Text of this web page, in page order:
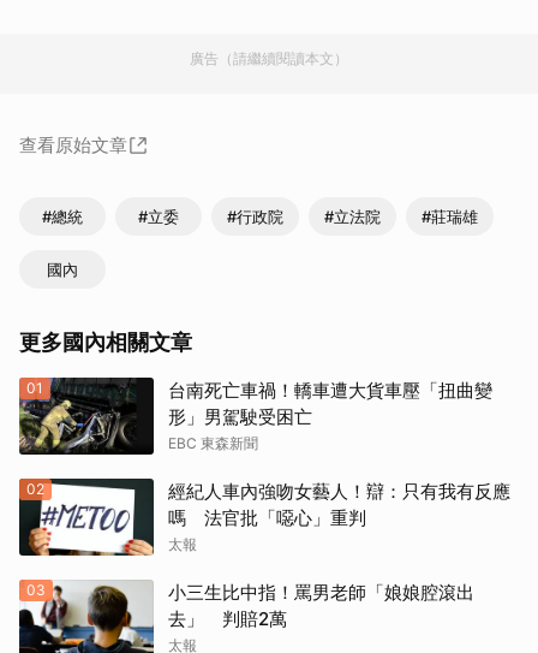
廣告（請繼續閱讀本文）
查看原始文章
#總統 #立委 #行政院 #立法院 #莊瑞雄
國內
更多國內相關文章
01
台南死亡車禍！轎車遭大貨車壓「扭曲變
形」男駕駛受困亡
EBC 東森新聞
02
經紀人車內強吻女藝人！辯：只有我有反應
嗎 法官批「噁心」重判
太報
03
小三生比中指！罵男老師「娘娘腔滾出
去」 判賠2萬
太報